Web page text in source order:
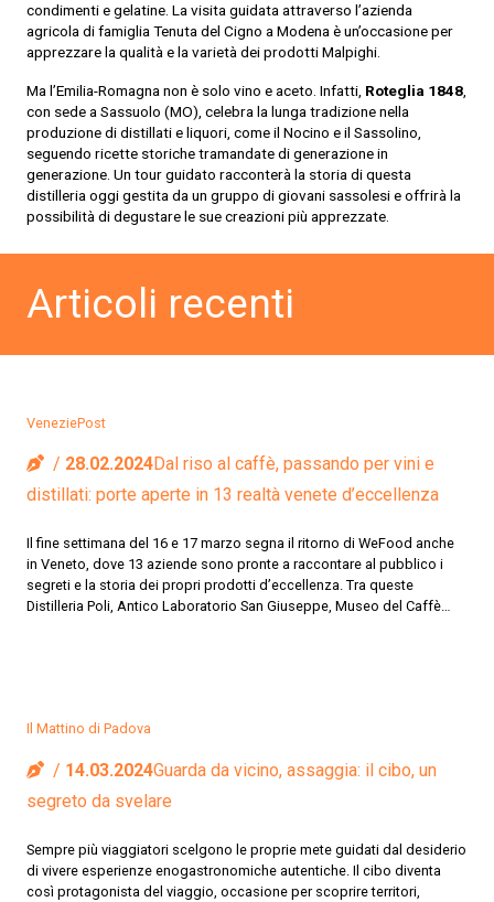
condimenti e gelatine. La visita guidata attraverso l’azienda
agricola di famiglia Tenuta del Cigno a Modena è un’occasione per
apprezzare la qualità e la varietà dei prodotti Malpighi.
Ma l’Emilia-Romagna non è solo vino e aceto. Infatti, Roteglia 1848
con sede a Sassuolo (MO), celebra la lunga tradizione nella
produzione di distillati e liquori, come il Nocino e il Sassolino,
seguendo ricette storiche tramandate di generazione in
generazione. Un tour guidato racconterà la storia di questa
distilleria oggi gestita da un gruppo di giovani sassolesi e offrirà la
possibilità di degustare le sue creazioni più apprezzate.
Articoli recenti
VeneziePost
28.02.2024Dal riso al caffè, passando per vini e
distillati: porte aperte in 13 realtà venete d’eccellenza
Il fine settimana del 16 e 17 marzo segna il ritorno di WeFood anche
in Veneto, dove 13 aziende sono pronte a raccontare al pubblico i
segreti e la storia dei propri prodotti d’eccellenza. Tra queste
Distilleria Poli, Antico Laboratorio San Giuseppe, Museo del Caffè…
Il Mattino di Padova
14.03.2024Guarda da vicino, assaggia: il cibo, un
segreto da svelare
Sempre più viaggiatori scelgono le proprie mete guidati dal desiderio
di vivere esperienze enogastronomiche autentiche. Il cibo diventa
così protagonista del viaggio, occasione per scoprire territori,